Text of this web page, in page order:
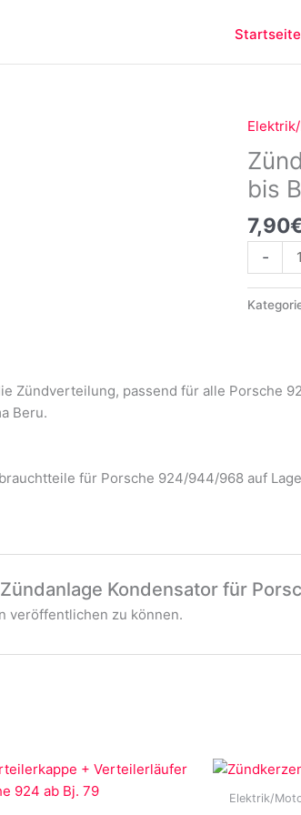
Startseite
bis
7,90
-
für
Porsche
924
bis
Menge
Zündverteilung, passend für alle Porsche
Beru.
für Porsche 924/944/968 auf
Kondensator für
veröffentlichen zu können.
Elektrik/